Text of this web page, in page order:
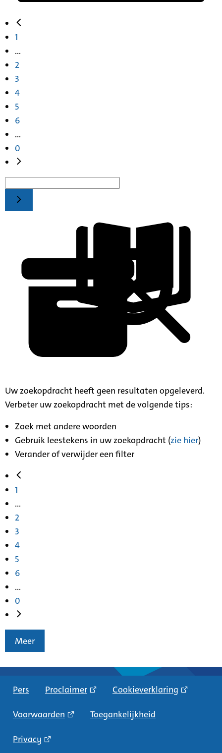
1
...
2
3
4
5
6
...
0
Uw zoekopdracht heeft geen resultaten opgeleverd.
Verbeter uw zoekopdracht met de volgende tips:
Zoek met andere woorden
Gebruik leestekens in uw zoekopdracht (zie hier)
Verander of verwijder een filter
1
...
2
3
4
5
6
...
0
Meer
Pers Proclaimer Cookieverklaring
Voorwaarden Toegankelijkheid
Privacy